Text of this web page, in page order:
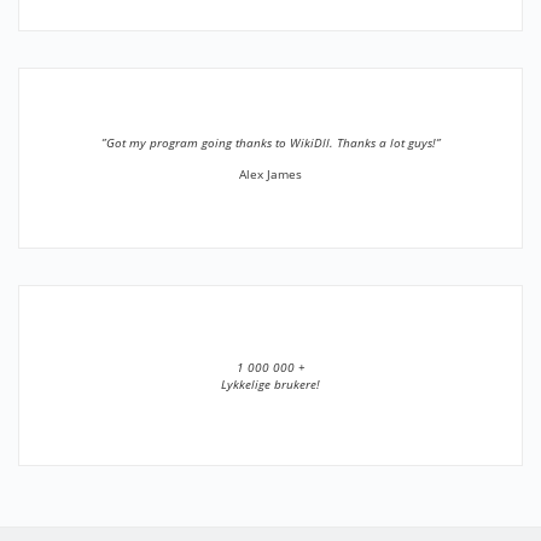
”Got my program going thanks to WikiDll. Thanks a lot guys!”
Alex James
1 000 000 +
Lykkelige brukere!